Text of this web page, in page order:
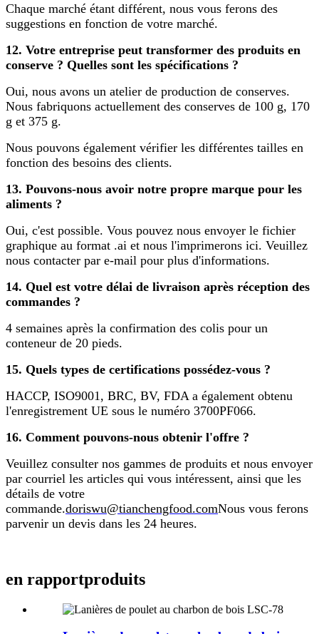
Chaque marché étant différent, nous vous ferons des
suggestions en fonction de votre marché.
12. Votre entreprise peut transformer des produits en
conserve ? Quelles sont les spécifications ?
Oui, nous avons un atelier de production de conserves.
Nous fabriquons actuellement des conserves de 100 g, 170
g et 375 g.
Nous pouvons également vérifier les différentes tailles en
fonction des besoins des clients.
13. Pouvons-nous avoir notre propre marque pour les
aliments ?
Oui, c'est possible. Vous pouvez nous envoyer le fichier
graphique au format .ai et nous l'imprimerons ici. Veuillez
nous contacter par e-mail pour plus d'informations.
14. Quel est votre délai de livraison après réception des
commandes ?
4 semaines après la confirmation des colis pour un
conteneur de 20 pieds.
15. Quels types de certifications possédez-vous ?
HACCP, ISO9001, BRC, BV, FDA a également obtenu
l'enregistrement UE sous le numéro 3700PF066.
16. Comment pouvons-nous obtenir l'offre ?
Veuillez consulter nos gammes de produits et nous envoyer
par courriel les articles qui vous intéressent, ainsi que les
détails de votre
commande.doriswu@tianchengfood.comNous vous ferons
parvenir un devis dans les 24 heures.
en rapportproduits